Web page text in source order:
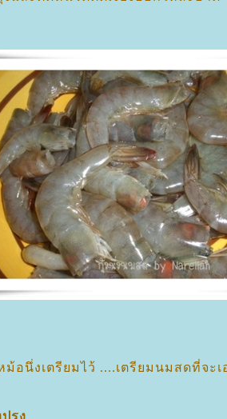
ม้อนึ่งเตรียมไว้ ....เตรียมนมสดที่จะ
ปรุง